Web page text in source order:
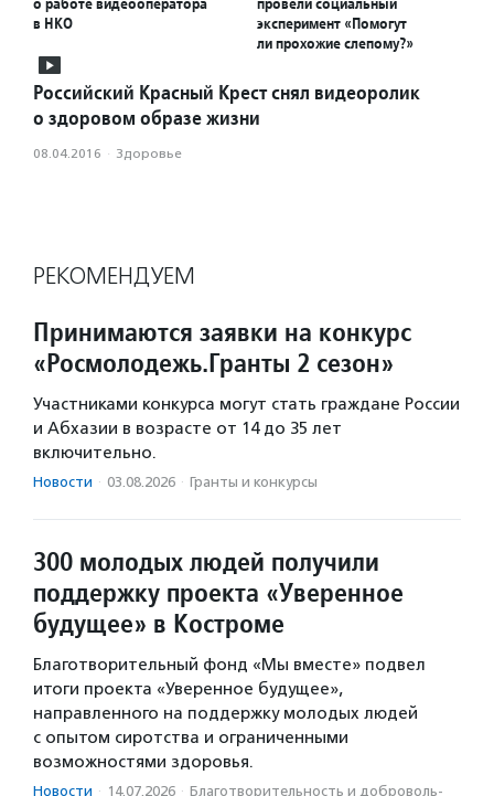
в НКО
эксперимент «Помогут
ли прохожие слепому?»
Российский Красный Крест снял видеоролик
о здоровом образе жизни
08.04.2016 · Здоровье
РЕКОМЕНДУЕМ
Принимаются заявки на конкурс
«Росмолодежь.Гранты 2 сезон»
Участниками конкурса могут стать граждане России
и Абхазии в возрасте от 14 до 35 лет
включительно.
Новости · 03.08.2026 · Гранты и конкурсы
300 молодых людей получили
поддержку проекта «Уверенное
будущее» в Костроме
Благотворительный фонд «Мы вместе» подвел
итоги проекта «Уверенное будущее»,
направленного на поддержку молодых людей
с опытом сиротства и ограниченными
возможностями здоровья.
Новости · 14.07.2026 · Благотвори­тель­ность и доброволь­